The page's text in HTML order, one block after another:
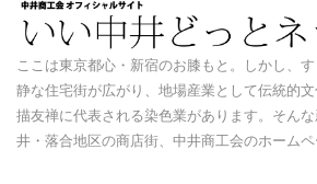
ここは東京都心・新宿のお膝もと。しかし、
静な住宅街が広がり、地場産業として伝統的
描友禅に代表される染色業があります。そん
井・落合地区の商店街、中井商工会のホームペ